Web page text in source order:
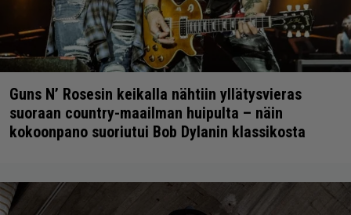
Guns N’ Rosesin keikalla nähtiin yllätysvieras
suoraan country-maailman huipulta – näin
kokoonpano suoriutui Bob Dylanin klassikosta